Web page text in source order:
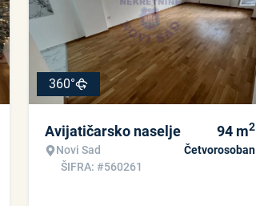
360°
Avijatičarsko naselje
Novi Sad
ŠIFRA: #560261
94 m2
Četvorosoban